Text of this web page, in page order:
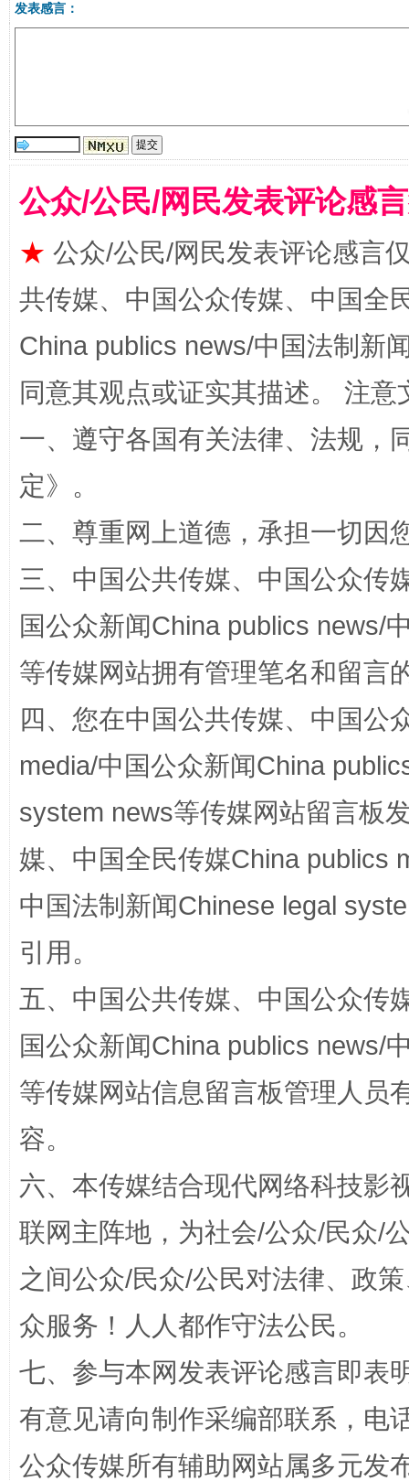
漫山遍野的桃花与雪山、麦地、白藏房
招工难、用工荒背后
网上购药对药下症？
发表感言：
公众/公民/网民发表评论感
★ 公众/公民/网民发表评论感言
共传媒、中国公众传媒、中国全
China publics news/中国法制新
同意其观点或证实其描述。 注
一、遵守各国有关法律、法规，
定》。
二、尊重网上道德，承担一切因
三、中国公共传媒、中国公众传
国公众新闻China publics news/
等传媒网站拥有管理笔名和留言
四、您在中国公共传媒、中国公
media/中国公众新闻China
system news等传媒网站留言板
媒、中国全民传媒China publics
中国法制新闻Chinese legal
引用。
五、中国公共传媒、中国公众传
国公众新闻China publics news/
等传媒网站信息留言板管理人员
容。
六、本传媒结合现代网络科技影
联网主阵地，为社会/公众/民众/
之间公众/民众/公民对法律、政
众服务！人人都作守法公民。
七、参与本网发表评论感言即表
有意见请向制作采编部联系，电
公众传媒所有辅助网站属多元发